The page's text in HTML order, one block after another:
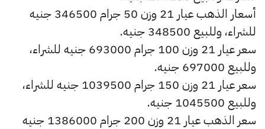
أسعار الذهب عيار 21 وزن 50 جرام 346500 جنيه
للشراء، وللبيع 348500 جنيه.
سعر عيار 21 وزن 100 جرام 693000 جنيه للشراء،
وللبيع 697000 جنيه.
سعر عيار 21 وزن 150 جرام 1039500 جنيه للشراء،
وللبيع 1045500 جنيه.
سعر الذهب عيار 21 وزن 200 جرام 1386000 جنيه